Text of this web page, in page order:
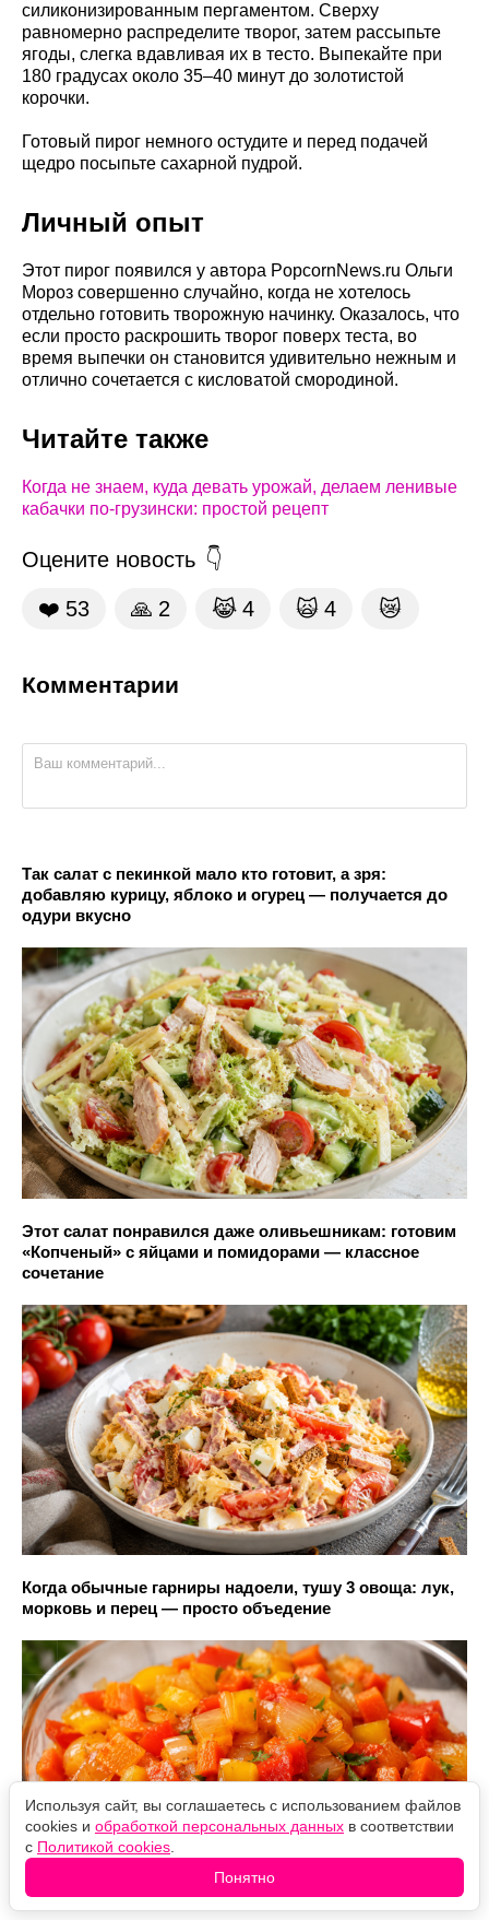
силиконизированным пергаментом. Сверху
равномерно распределите творог, затем рассыпьте
ягоды, слегка вдавливая их в тесто. Выпекайте при
180 градусах около 35–40 минут до золотистой
корочки.
Готовый пирог немного остудите и перед подачей
щедро посыпьте сахарной пудрой.
Личный опыт
Этот пирог появился у автора PopcornNews.ru Ольги
Мороз совершенно случайно, когда не хотелось
отдельно готовить творожную начинку. Оказалось, что
если просто раскрошить творог поверх теста, во
время выпечки он становится удивительно нежным и
отлично сочетается с кисловатой смородиной.
Читайте также
Когда не знаем, куда девать урожай, делаем ленивые
кабачки по-грузински: простой рецепт
Оцените новость
❤️ 53 🙏 2 😹 4 🙀 4 😿
Комментарии
Так салат с пекинкой мало кто готовит, а зря:
добавляю курицу, яблоко и огурец — получается до
одури вкусно
Этот салат понравился даже оливьешникам: готовим
«Копченый» с яйцами и помидорами — классное
сочетание
Когда обычные гарниры надоели, тушу 3 овоща: лук,
морковь и перец — просто объедение
Используя сайт, вы соглашаетесь с использованием файлов
cookies и обработкой персональных данных в соответствии
с Политикой cookies
Понятно